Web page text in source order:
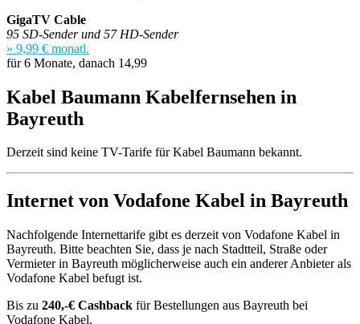
GigaTV Cable
95 SD-Sender und 57 HD-Sender
» 9,99 € monatl.
für 6 Monate, danach 14,99
Kabel Baumann Kabelfernsehen in
Bayreuth
Derzeit sind keine TV-Tarife für Kabel Baumann bekannt.
Internet von Vodafone Kabel in Bayreuth
Nachfolgende Internettarife gibt es derzeit von Vodafone Kabel in
Bayreuth. Bitte beachten Sie, dass je nach Stadtteil, Straße oder
Vermieter in Bayreuth möglicherweise auch ein anderer Anbieter als
Vodafone Kabel befugt ist.
Bis zu 240,-€ Cashback für Bestellungen aus Bayreuth bei
Vodafone Kabel.